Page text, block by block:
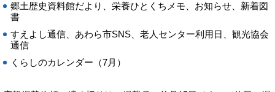
郷土歴史資料館だより、栄養ひとくちメモ、お知らせ、新着図
書
すえよし通信、あわら市SNS、老人センター利用日、観光協会
通信
くらしのカレンダー（7月）